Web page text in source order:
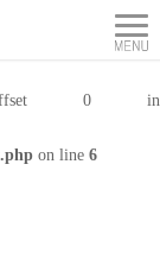
offset 0 in
on line 6